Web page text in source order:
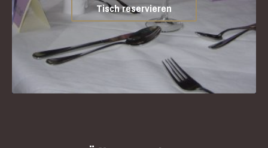
Tisch reservieren